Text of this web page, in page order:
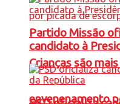
Crianças são
envenenamento
Partido Missão
candidato à